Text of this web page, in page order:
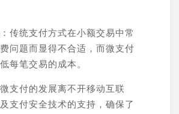
：传统支付方式在小额交易中常
问题而显得不合适，而微支付
每笔交易的成本。
微支付的发展离不开移动互联
支付安全技术的支持，确保了